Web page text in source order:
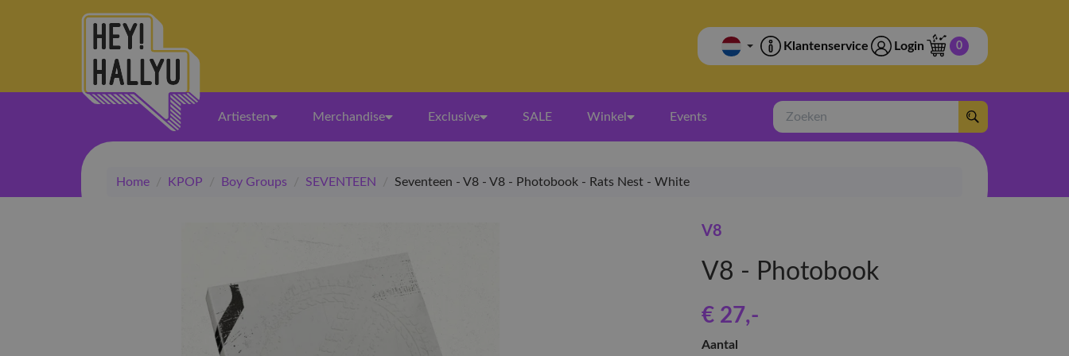
Klantenservice Login 0
Artiesten Merchandise Exclusive SALE Winkel Events
Zoeken
Home / KPOP / Boy Groups / SEVENTEEN / Seventeen - V8 - V8 - Photobook - Rats Nest - White
V8
V8 - Photobook
€ 27,-
Aantal